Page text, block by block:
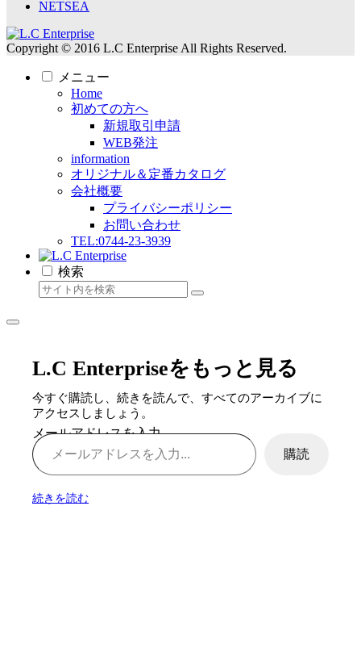
NETSEA
Copyright © 2016 L.C Enterprise All Rights Reserved.
メニュー
Home
初めての方へ
新規取引申請
WEB発注
information
オリジナル＆定番カタログ
会社概要
プライバシーポリシー
お問い合わせ
TEL:0744-23-3939
検索
L.C Enterpriseをもっと見る
今すぐ購読し、続きを読んで、すべてのアーカイブに
アクセスしましょう。
メールアドレスを入力...
購読
続きを読む